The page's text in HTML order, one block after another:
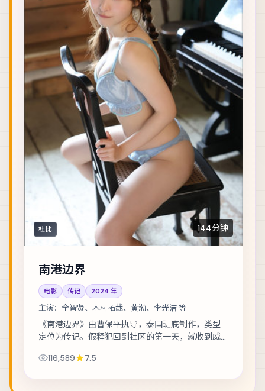
杜比 144分钟
南港边界
电影 传记 2024 年
主演： 全智贤、木村拓哉、黄渤、李光洁 等
《南港边界》由曹保平执导，泰国班底制作，类型
定位为传记。假释犯回到社区的第一天，就收到威
拓哉、黄渤 等，表演层次丰富。节奏层层推进，...
116,589 7.5